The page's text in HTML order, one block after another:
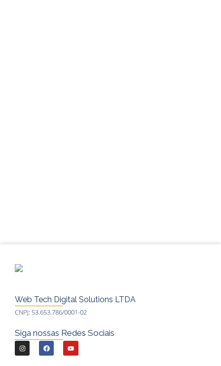
Web Tech Digital Solutions LTDA
CNPJ: 53.653.786/0001-02
Siga nossas Redes Sociais
I
n
F
a
Y
o